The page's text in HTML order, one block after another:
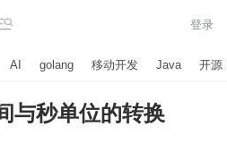
登录
AI golang 移动开发 Java 开源
与秒单位的转换